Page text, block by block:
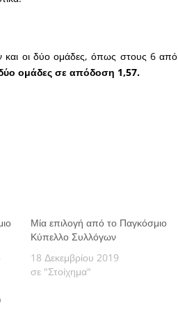
και οι δύο ομάδες, όπως στους 6 από
ομάδες σε απόδοση 1,57.
Μία επιλογή από το Παγκόσμιο
Κύπελλο Συλλόγων
18 Δεκεμβρίου 2019
σε "Στοίχημα"